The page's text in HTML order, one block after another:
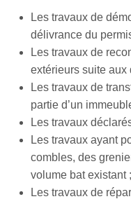
Les travaux de
délivrance du
Les travaux de
extérieurs suite aux
Les travaux de
partie d’un
Les travaux
Les travaux ayant
combles, des
volume bat existant ;
Les travaux de